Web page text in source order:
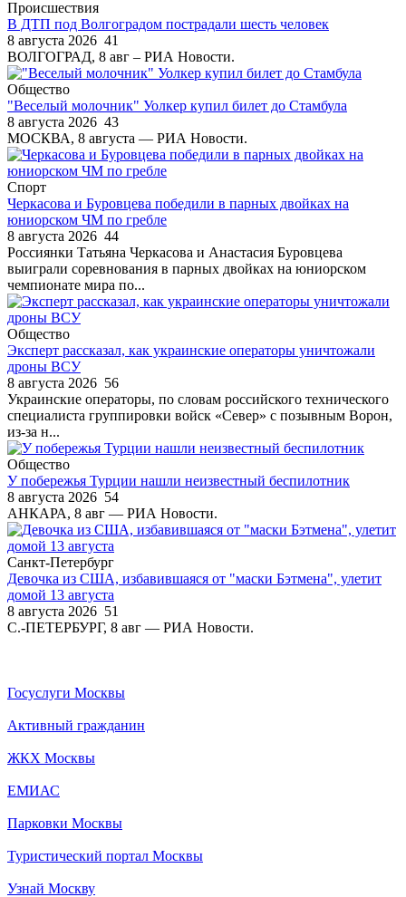
Происшествия
В ДТП под Волгоградом пострадали шесть человек
8 августа 2026 41
ВОЛГОГРАД, 8 авг – РИА Новости.
Общество
"Веселый молочник" Уолкер купил билет до Стамбула
8 августа 2026 43
МОСКВА, 8 августа — РИА Новости.
Спорт
Черкасова и Буровцева победили в парных двойках на
юниорском ЧМ по гребле
8 августа 2026 44
Россиянки Татьяна Черкасова и Анастасия Буровцева
выиграли соревнования в парных двойках на юниорском
чемпионате мира по...
Общество
Эксперт рассказал, как украинские операторы уничтожали
дроны ВСУ
8 августа 2026 56
Украинские операторы, по словам российского технического
специалиста группировки войск «Север» с позывным Ворон,
из-за н...
Общество
У побережья Турции нашли неизвестный беспилотник
8 августа 2026 54
АНКАРА, 8 авг — РИА Новости.
Санкт-Петербург
Девочка из США, избавившаяся от "маски Бэтмена", улетит
домой 13 августа
8 августа 2026 51
С.-ПЕТЕРБУРГ, 8 авг — РИА Новости.
Госуслуги Москвы
Активный гражданин
ЖКХ Москвы
ЕМИАС
Парковки Москвы
Туристический портал Москвы
Узнай Москву